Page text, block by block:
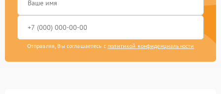
Отправляя, Вы соглашаетесь с политикой конфиденциальности